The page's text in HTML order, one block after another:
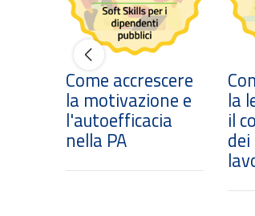
Come accrescere
la motivazione e
l'autoefficacia
nella PA
la
il